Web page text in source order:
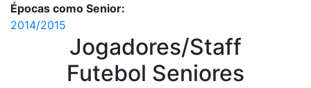
Épocas como Senior:
2014/2015
Jogadores/Staff
Futebol Seniores